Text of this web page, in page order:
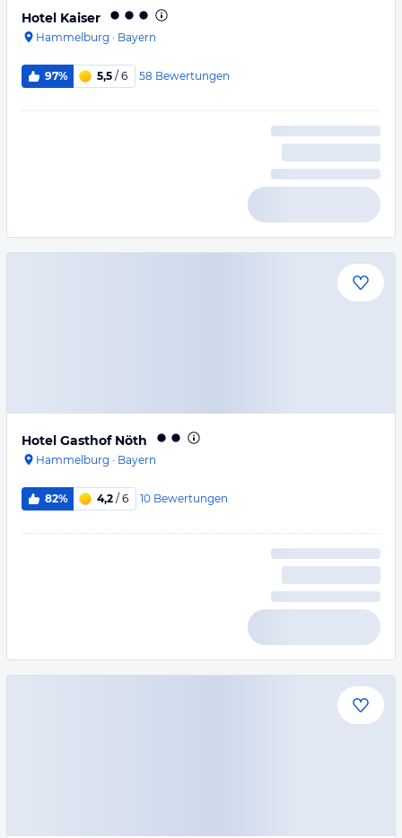
Hotel Kaiser
Hammelburg · Bayern
97% 5,5 / 6 58 Bewertungen
Hotel Gasthof Nöth
Hammelburg · Bayern
82% 4,2 / 6 10 Bewertungen